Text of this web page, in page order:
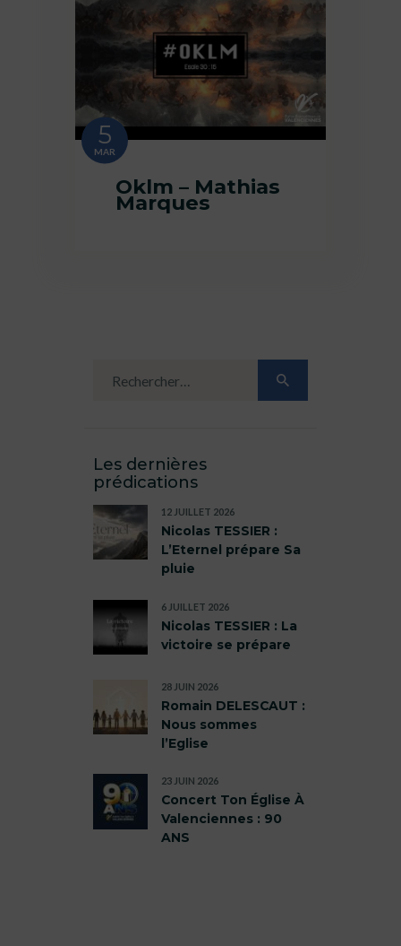
5
MAR
Oklm – Mathias
Marques
Les dernières
prédications
Nicolas TESSIER :
L’Eternel prépare Sa
pluie
12 JUILLET 2026
Nicolas TESSIER : La
victoire se prépare
6 JUILLET 2026
Romain DELESCAUT :
Nous sommes
l’Eglise
28 JUIN 2026
Concert Ton Église À
Valenciennes : 90
ANS
23 JUIN 2026